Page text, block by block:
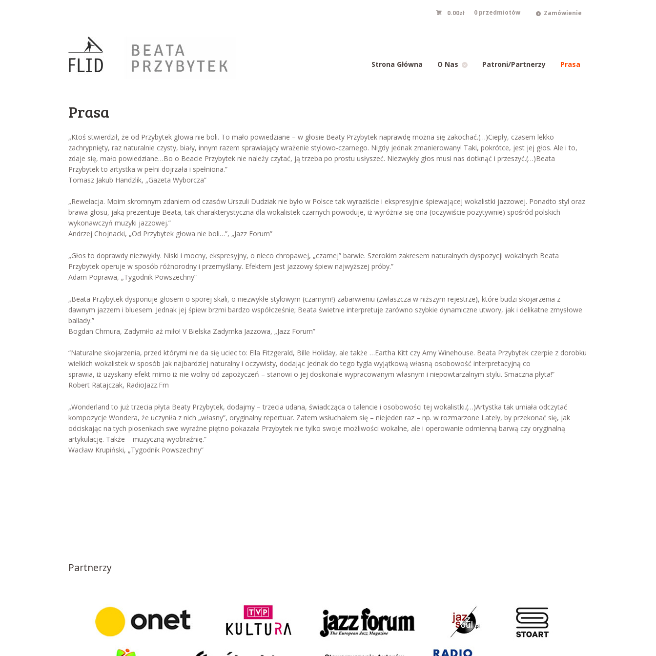
0.00zł 0 przedmiotów Zamówienie
Strona Główna O Nas Patroni/Partnerzy Prasa
Prasa
„Ktoś stwierdził, że od Przybytek głowa nie boli. To mało powiedziane – w głosie Beaty Przybytek naprawdę można się zakochać.(…)Ciepły, czasem lekko
zachrypnięty, raz naturalnie czysty, biały, innym razem sprawiający wrażenie stylowo-czarnego. Nigdy jednak zmanierowany! Taki, pokrótce, jest jej głos. Ale i to,
zdaje się, mało powiedziane…Bo o Beacie Przybytek nie należy czytać, ją trzeba po prostu usłyszeć. Niezwykły głos musi nas dotknąć i przeszyć.(…)Beata
Przybytek to artystka w pełni dojrzała i spełniona.”
Tomasz Jakub Handzlik, „Gazeta Wyborcza”
„Rewelacja. Moim skromnym zdaniem od czasów Urszuli Dudziak nie było w Polsce tak wyraziście i ekspresyjnie śpiewającej wokalistki jazzowej. Ponadto styl oraz
brawa głosu, jaką prezentuje Beata, tak charakterystyczna dla wokalistek czarnych powoduje, iż wyróżnia się ona (oczywiście pozytywnie) spośród polskich
wykonawczyń muzyki jazzowej.”
Andrzej Chojnacki, „Od Przybytek głowa nie boli…”, „Jazz Forum”
„Głos to doprawdy niezwykły. Niski i mocny, ekspresyjny, o nieco chropawej, „czarnej” barwie. Szerokim zakresem naturalnych dyspozycji wokalnych Beata
Przybytek operuje w sposób różnorodny i przemyślany. Efektem jest jazzowy śpiew najwyższej próby.”
Adam Poprawa, „Tygodnik Powszechny”
„Beata Przybytek dysponuje głosem o sporej skali, o niezwykłe stylowym (czarnym!) zabarwieniu (zwłaszcza w niższym rejestrze), które budzi skojarzenia z
dawnym jazzem i bluesem. Jednak jej śpiew brzmi bardzo współcześnie; Beata świetnie interpretuje zarówno szybkie dynamiczne utwory, jak i delikatne zmysłowe
ballady.”
Bogdan Chmura, Zadymiło aż miło! V Bielska Zadymka Jazzowa, „Jazz Forum”
“Naturalne skojarzenia, przed którymi nie da się uciec to: Ella Fitzgerald, Bille Holiday, ale także …Eartha Kitt czy Amy Winehouse. Beata Przybytek czerpie z dorobku
wielkich wokalistek w sposób jak najbardziej naturalny i oczywisty, dodając jednak do tego tygla wyjątkową własną osobowość interpretacyjną co
sprawia, iż uzyskany efekt mimo iż nie wolny od zapożyczeń – stanowi o jej doskonale wypracowanym własnym i niepowtarzalnym stylu. Smaczna płyta!”
Robert Ratajczak, RadioJazz.Fm
„Wonderland to już trzecia płyta Beaty Przybytek, dodajmy – trzecia udana, świadcząca o talencie i osobowości tej wokalistki.(…)Artystka tak umiała odczytać
kompozycje Wondera, że uczyniła z nich „własny”, oryginalny repertuar. Zatem wsłuchałem się – niejeden raz – np. w rozmarzone Lately, by przekonać się, jak
odciskając na tych piosenkach swe wyraźne piętno pokazała Przybytek nie tylko swoje możliwości wokalne, ale i operowanie odmienną barwą czy oryginalną
artykulację. Także – muzyczną wyobraźnię.”
Wacław Krupiński, „Tygodnik Powszechny”
Partnerzy